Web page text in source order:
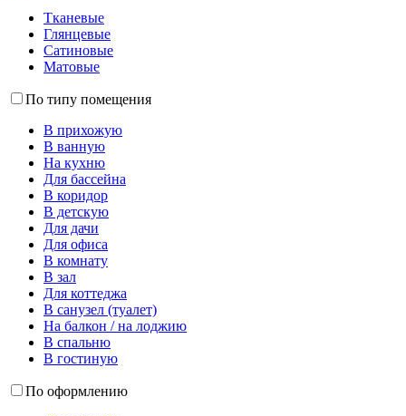
Тканевые
Глянцевые
Сатиновые
Матовые
По типу помещения
В прихожую
В ванную
На кухню
Для бассейна
В коридор
В детскую
Для дачи
Для офиса
В комнату
В зал
Для коттеджа
В санузел (туалет)
На балкон / на лоджию
В спальню
В гостиную
По оформлению